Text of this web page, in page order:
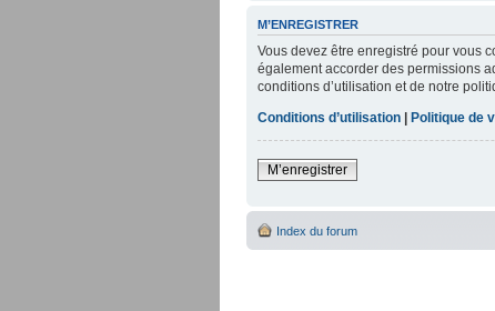
M’ENREGISTRER
Vous devez être enregistré pour vous
également accorder des permissions
conditions d’utilisation et de notre
Conditions d’utilisation | Politique de
M’enregistrer
Index du forum